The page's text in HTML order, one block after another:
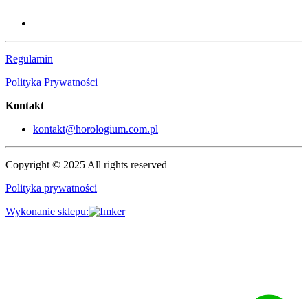
Regulamin
Polityka Prywatności
Kontakt
kontakt@horologium.com.pl
Copyright © 2025 All rights reserved
Polityka prywatności
Wykonanie sklepu: